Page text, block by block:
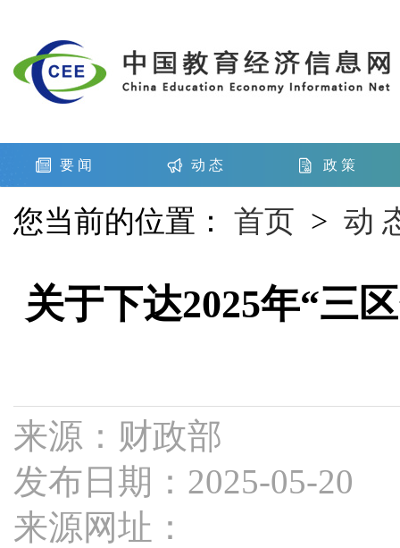
要 闻 动 态 政 策
您当前的位置： 首页 > 动
关于下达2025年“三
来源：财政部
发布日期：2025-05-20
来源网址：